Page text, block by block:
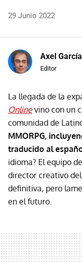
29 Junio 2022
Axel García
Editor
La llegada de la
Onlinevino con un
comunidad de
MMORPG,
traducido al
idioma? El equipo de
director creativo
definitiva, pero
en el futuro.